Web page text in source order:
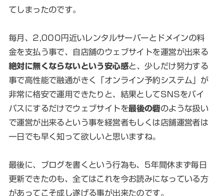
てしまったのです。
毎月、2,000円近いレンタルサーバーとドメインの料
金を支払う事で、自店舗のウェブサイトを運営が出来る
絶対に無くならないという安心感と、少しだけ努力する
事で高性能で融通がきく「オンライン予約システム」が
非常に格安で運用できたりと、結果としてSNSをバイ
パスにするだけでウェブサイトを最後の砦のような扱い
で運営が出来るという事を経営者もしくは店舗運営者は
一日でも早く知って欲しいと思いますね。
最後に、ブログを書くという行為も、5年間休まず毎日
更新できたのも、全てはこれを今お読みになっている方
があってこそ成し遂げる事が出来たのです。